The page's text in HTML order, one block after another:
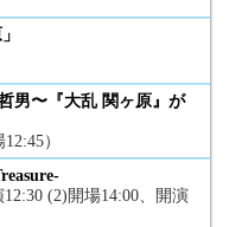
男〜『大乱 関ヶ原』が
）
(2)開場14:00、開演